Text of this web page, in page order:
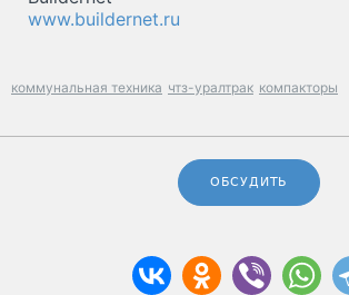
www.buildernet.ru
коммунальная техника чтз-уралтрак компакторы
ОБСУДИТЬ